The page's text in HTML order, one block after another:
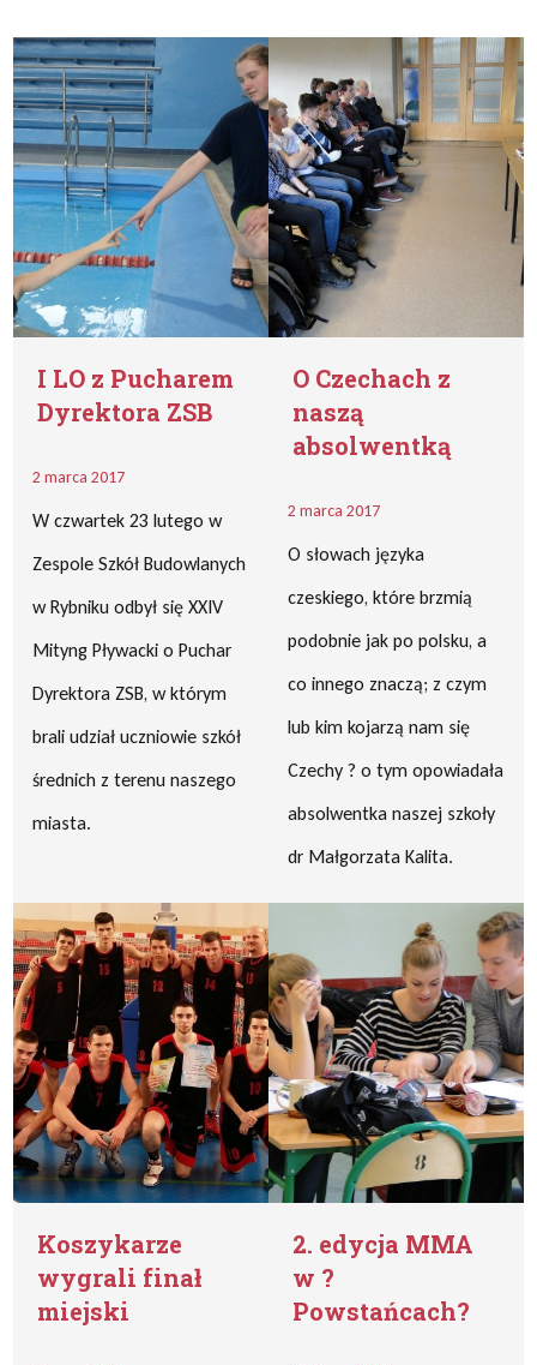
I LO z Pucharem
Dyrektora ZSB
2 marca 2017
W czwartek 23 lutego w
Zespole Szkół Budowlanych
w Rybniku odbył się XXIV
Mityng Pływacki o Puchar
Dyrektora ZSB, w którym
brali udział uczniowie szkół
średnich z terenu naszego
miasta.
O Czechach z
naszą
absolwentką
2 marca 2017
O słowach języka
czeskiego, które brzmią
podobnie jak po polsku, a
co innego znaczą; z czym
lub kim kojarzą nam się
Czechy ? o tym opowiadała
absolwentka naszej szkoły
dr Małgorzata Kalita.
Koszykarze
wygrali finał
miejski
2. edycja MMA
w ?
Powstańcach?